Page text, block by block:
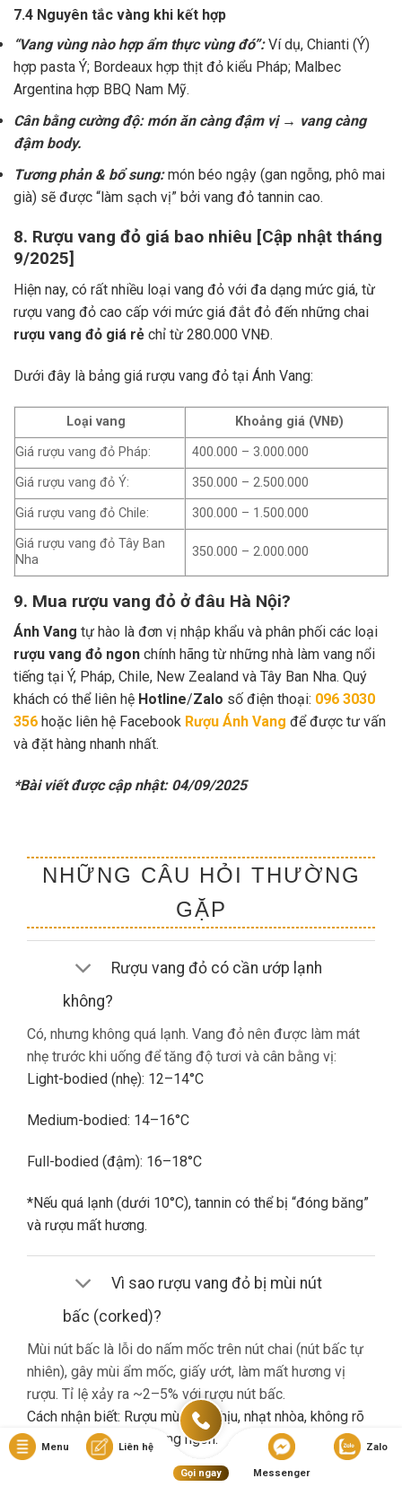
7.4 Nguyên tắc vàng khi kết hợp
“Vang vùng nào hợp ẩm thực vùng đó”:Ví dụ, Chianti (Ý)
hợp pasta Ý; Bordeaux hợp thịt đỏ kiểu Pháp; Malbec
Argentina hợp BBQ Nam Mỹ.
Cân bằng cường độ: món ăn càng đậm vị → vang càng
đậm body.
Tương phản & bổ sung:món béo ngậy (gan ngỗng, phô mai
già) sẽ được “làm sạch vị” bởi vang đỏ tannin cao.
8. Rượu vang đỏ giá bao nhiêu [Cập nhật tháng
9/2025]
Hiện nay, có rất nhiều loại vang đỏ với đa dạng mức giá, từ
rượu vang đỏ cao cấp với mức giá đắt đỏ đến những chai
rượu vang đỏ giá rẻ chỉ từ 280.000 VNĐ.
Dưới đây là bảng giá rượu vang đỏ tại Ánh Vang:
Loại vang
Khoảng giá (VNĐ)
Giá rượu vang đỏ Pháp:
400.000 – 3.000.000
Giá rượu vang đỏ Ý:
350.000 – 2.500.000
Giá rượu vang đỏ Chile:
300.000 – 1.500.000
Giá rượu vang đỏ Tây Ban
Nha
350.000 – 2.000.000
9. Mua rượu vang đỏ ở đâu Hà Nội?
Ánh Vang tự hào là đơn vị nhập khẩu và phân phối các loại
rượu vang đỏ ngon chính hãng từ những nhà làm vang nổi
tiếng tại Ý, Pháp, Chile, New Zealand và Tây Ban Nha. Quý
khách có thể liên hệ Hotline/Zalo số điện thoại: 096 3030
356 hoặc liên hệ Facebook Rượu Ánh Vang để được tư vấn
và đặt hàng nhanh nhất.
*Bài viết được cập nhật: 04/09/2025
NHỮNG CÂU HỎI THƯỜNG
GẶP
Rượu vang đỏ có cần ướp lạnh
không?
Có, nhưng không quá lạnh. Vang đỏ nên được làm mát
nhẹ trước khi uống để tăng độ tươi và cân bằng vị:
Light-bodied (nhẹ): 12–14°C
Medium-bodied: 14–16°C
Full-bodied (đậm): 16–18°C
*Nếu quá lạnh (dưới 10°C), tannin có thể bị “đóng băng”
và rượu mất hương.
Vì sao rượu vang đỏ bị mùi nút
bấc (corked)?
Mùi nút bấc là lỗi do nấm mốc trên nút chai (nút bấc tự
nhiên), gây mùi ẩm mốc, giấy ướt, làm mất hương vị
rượu. Tỉ lệ xảy ra ~2–5% với rượu nút bấc.
Cách nhận biết: Rượu mùi khó chịu, nhạt nhòa, không rõ
hương trái cây dù là vang ngon.
Nếu gặp lỗi này, bạn nên liên hệ cửa hàng đổi trả (nếu có
Menu Liên hệ
Gọi ngay Messenger
Zalo